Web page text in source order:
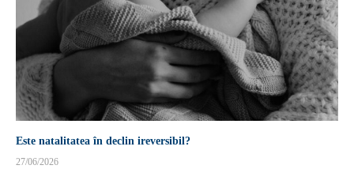
Este natalitatea în declin ireversibil?
27/06/2026